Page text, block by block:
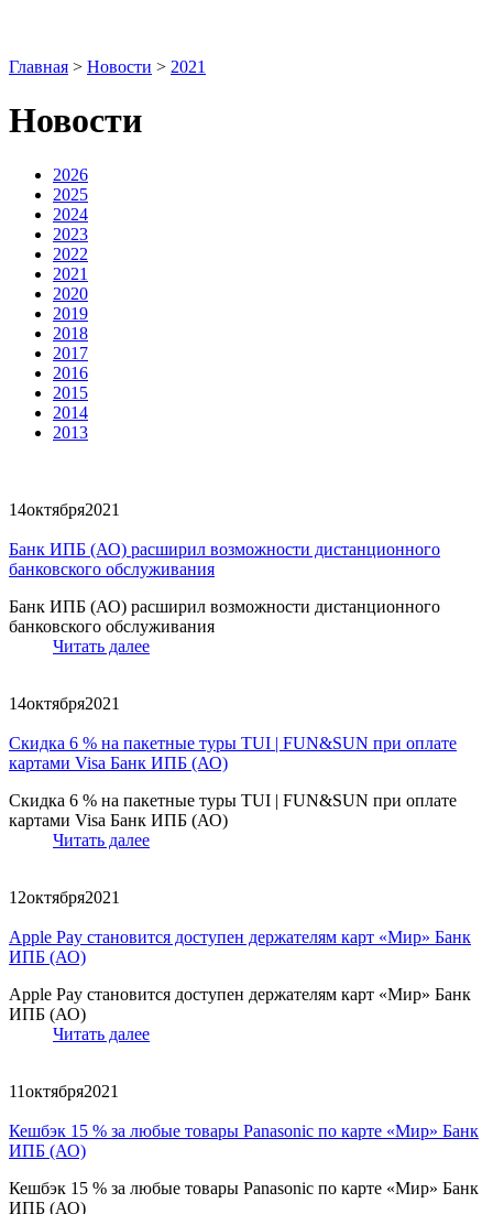
Главная > Новости > 2021
Новости
2026
2025
2024
2023
2022
2021
2020
2019
2018
2017
2016
2015
2014
2013
14октября2021
Банк ИПБ (АО) расширил возможности дистанционного
банковского обслуживания
Банк ИПБ (АО) расширил возможности дистанционного
банковского обслуживания
Читать далее
14октября2021
Скидка 6 % на пакетные туры TUI | FUN&SUN при оплате
картами Visa Банк ИПБ (АО)
Скидка 6 % на пакетные туры TUI | FUN&SUN при оплате
картами Visa Банк ИПБ (АО)
Читать далее
12октября2021
Apple Pay становится доступен держателям карт «Мир» Банк
ИПБ (АО)
Apple Pay становится доступен держателям карт «Мир» Банк
ИПБ (АО)
Читать далее
11октября2021
Кешбэк 15 % за любые товары Panasonic по карте «Мир» Банк
ИПБ (АО)
Кешбэк 15 % за любые товары Panasonic по карте «Мир» Банк
ИПБ (АО)